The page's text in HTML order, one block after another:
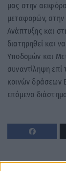
μας στην
μεταφορών,
Ανάπτυξης και
διατηρηθεί και
Υποδομών και
συναντίληψη
κοινών δράσεων
επόμενο
Σχετικά Άρθρα